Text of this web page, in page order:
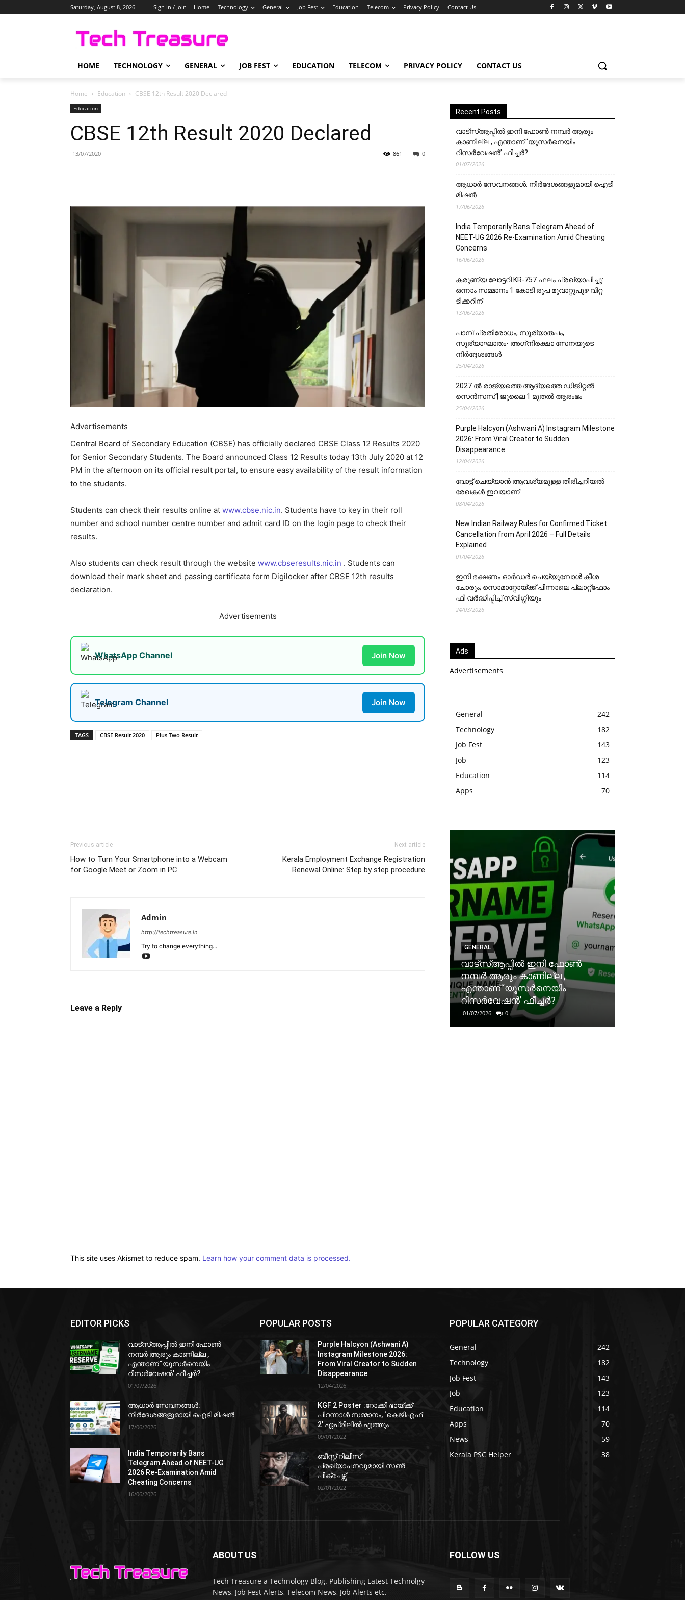
Saturday, August 8, 2026 Sign in / Join Home Technology General Job Fest Education Telecom Privacy Policy Contact Us
HOME TECHNOLOGY GENERAL JOB FEST EDUCATION TELECOM PRIVACY POLICY CONTACT US
Home Education CBSE 12th Result 2020 Declared
Education
CBSE 12th Result 2020 Declared
13/07/2020 0
861
Advertisements
Central Board of Secondary Education (CBSE) has officially declared CBSE Class 12 Results 2020
for Senior Secondary Students. The Board announced Class 12 Results today 13th July 2020 at 12
PM in the afternoon on its official result portal, to ensure easy availability of the result information
to the students.
Students can check their results online at www.cbse.nic.in. Students have to key in their roll
number and school number centre number and admit card ID on the login page to check their
results.
Also students can check result through the website www.cbseresults.nic.in . Students can
download their mark sheet and passing certificate form Digilocker after CBSE 12th results
declaration.
Advertisements
WhatsApp Channel Join Now
Telegram Channel Join Now
TAGS CBSE Result 2020 Plus Two Result
Previous article
How to Turn Your Smartphone into a Webcam
for Google Meet or Zoom in PC
Next article
Kerala Employment Exchange Registration
Renewal Online: Step by step procedure
Admin
http://techtreasure.in
Try to change everything...
Leave a Reply
This site uses Akismet to reduce spam. Learn how your comment data is processed.
Recent Posts
വാട്‌സ്ആപ്പിൽ ഇനി ഫോൺ നമ്പർ ആരും
കാണില്ല , എന്താണ് ‘യൂസർനെയിം
റിസർവേഷൻ’ ഫീച്ചർ?
01/07/2026
ആധാർ സേവനങ്ങൾ: നിർദേശങ്ങളുമായി ഐടി
മിഷൻ
17/06/2026
India Temporarily Bans Telegram Ahead of
NEET-UG 2026 Re-Examination Amid Cheating
Concerns
16/06/2026
കരുണ്യ ലോട്ടറി KR-757 ഫലം പ്രഖ്യാപിച്ചു:
ഒന്നാം സമ്മാനം 1 കോടി രൂപ മൂവാറ്റുപുഴ വിറ്റ
ടിക്കറിന്
13/06/2026
പാമ്പ് പ്രതിരോധം, സൂര്യാതപം,
സൂര്യാഘാതം- അഗ്‌നിരക്ഷാ സേനയു‌‌‌ടെ
നിർദ്ദേശങ്ങൾ
25/04/2026
2027 ൽ രാജ്യത്തെ ആദ്യത്തെ ഡിജിറ്റൽ
സെൻസസ് | ജൂലൈ 1 മുതൽ ആരംഭം
25/04/2026
Purple Halcyon (Ashwani A) Instagram Milestone
2026: From Viral Creator to Sudden
Disappearance
12/04/2026
വോട്ട് ചെയ്യാന്‍ ആവശ്യമുളള തിരിച്ചറിയല്‍
രേഖകള്‍ ഇവയാണ്
08/04/2026
New Indian Railway Rules for Confirmed Ticket
Cancellation from April 2026 – Full Details
Explained
01/04/2026
ഇനി ഭക്ഷണം ഓർഡർ ചെയ്യുമ്പോൾ കീശ
ചോരും; സൊമാറ്റോയ്ക്ക് പിന്നാലെ പ്ലാറ്റ്‌ഫോം
ഫീ വർദ്ധിപ്പിച്ച് സ്വിഗ്ഗിയും
24/03/2026
Ads
Advertisements
General
242
Technology
182
Job Fest
143
Job
123
Education
114
Apps
70
GENERAL
വാട്‌സ്ആപ്പിൽ ഇനി ഫോൺ
നമ്പർ ആരും കാണില്ല ,
എന്താണ് ‘യൂസർനെയിം
റിസർവേഷൻ’ ഫീച്ചർ?
01/07/2026 0
EDITOR PICKS
വാട്‌സ്ആപ്പിൽ ഇനി ഫോൺ
നമ്പർ ആരും കാണില്ല ,
എന്താണ് ‘യൂസർനെയിം
റിസർവേഷൻ’ ഫീച്ചർ?
01/07/2026
ആധാർ സേവനങ്ങൾ:
നിർദേശങ്ങളുമായി ഐടി മിഷൻ
17/06/2026
India Temporarily Bans
Telegram Ahead of NEET-UG
2026 Re-Examination Amid
Cheating Concerns
16/06/2026
POPULAR POSTS
Purple Halcyon (Ashwani A)
Instagram Milestone 2026:
From Viral Creator to Sudden
Disappearance
12/04/2026
KGF 2 Poster :റോക്കി ഭായ്ക്ക്
പിറന്നാൾ സമ്മാനം, ‘കെജിഎഫ്
2’ ഏപ്രിലിൽ എത്തും
09/01/2022
ബീസ്റ്റ് റിലീസ്
പ്രഖ്യാപനവുമായി സണ്‍
പിക്ചേഴ്സ്
02/01/2022
POPULAR CATEGORY
General
242
Technology
182
Job Fest
143
Job
123
Education
114
Apps
70
News
59
Kerala PSC Helper
38
ABOUT US
Tech Treasure a Technology Blog. Publishing Latest Technolgy
News, Job Fest Alerts, Telecom News, Job Alerts etc.
FOLLOW US